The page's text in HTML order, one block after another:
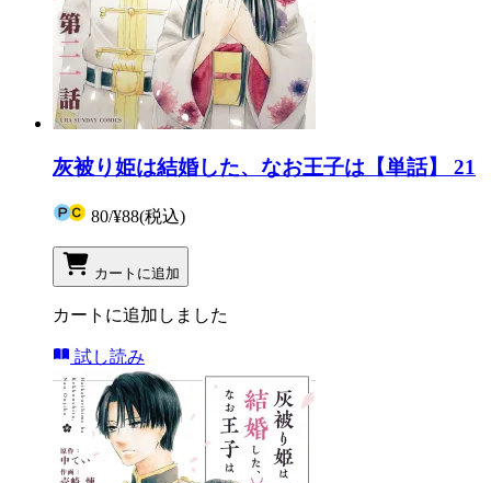
灰被り姫は結婚した、なお王子は【単話】 21
80/¥88(税込)
カートに追加
カートに追加しました
試し読み